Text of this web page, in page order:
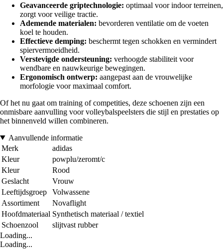
Geavanceerde griptechnologie: optimaal voor indoor terreinen,
zorgt voor veilige tractie.
Ademende materialen: bevorderen ventilatie om de voeten
koel te houden.
Effectieve demping: beschermt tegen schokken en vermindert
spiervermoeidheid.
Verstevigde ondersteuning: verhoogde stabiliteit voor
wendbare en nauwkeurige bewegingen.
Ergonomisch ontwerp: aangepast aan de vrouwelijke
morfologie voor maximaal comfort.
Of het nu gaat om training of competities, deze schoenen zijn een
onmisbare aanvulling voor volleybalspeelsters die stijl en prestaties op
het binnenveld willen combineren.
Aanvullende informatie
Merk
adidas
Kleur
powplu/zeromt/c
Kleur
Rood
Geslacht
Vrouw
Leeftijdsgroep
Volwassene
Assortiment
Novaflight
Hoofdmateriaal Synthetisch materiaal / textiel
Schoenzool
slijtvast rubber
Loading...
Loading...